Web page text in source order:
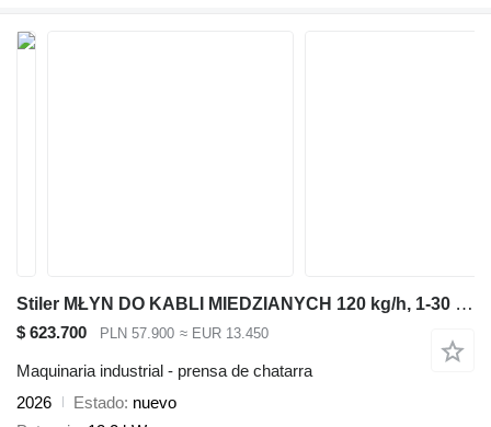
Stiler MŁYN DO KABLI MIEDZIANYCH 120 kg/h, 1-30 mm, COPPER CABLE MILL
$ 623.700 PLN 57.900 ≈ EUR 13.450
Maquinaria industrial - prensa de chatarra
2026
Estado nuevo